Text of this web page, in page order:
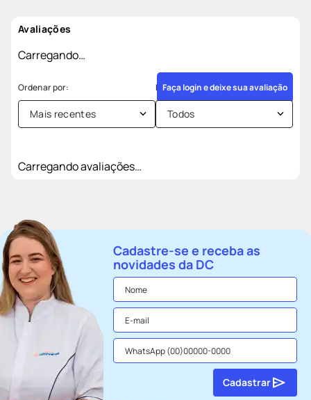
Avaliações
Carregando…
Faça login e deixe sua avaliação
Mais recentes Todos
Carregando avaliações…
Cadastre-se e receba as
novidades da DC
Cadastrar